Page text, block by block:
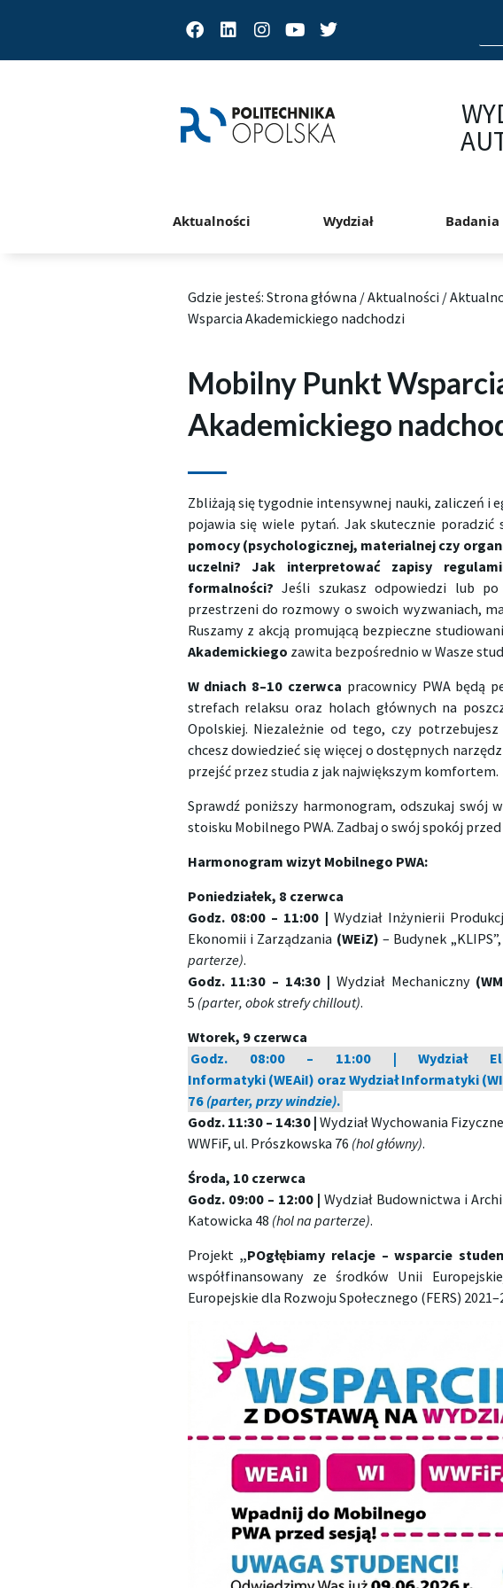
Facebook
LinkedinInstagram
YoutubeTwitter
for:
Aktualności Wydział
Gdzie jesteś: Strona główna /Aktualności /
Wsparcia Akademickiego nadchodzi
Mobilny Punkt
Akademickiego
Zbliżają się tygodnie intensywnej nauki, zaliczeń i
pojawia się wiele pytań. Jak skutecznie poradzić
pomocy (psychologicznej, materialnej czy
uczelni? Jak interpretować zapisy
formalności? Jeśli szukasz odpowiedzi lub
przestrzeni do rozmowy o swoich wyzwaniach,
Ruszamy z akcją promującą bezpieczne
Akademickiego zawita bezpośrednio w Wasze
W dniach 8–10 czerwca pracownicy PWA będą
strefach relaksu oraz holach głównych na
Opolskiej. Niezależnie od tego, czy
chcesz dowiedzieć się więcej o dostępnych
przejść przez studia z jak największym komfortem.
Sprawdź poniższy harmonogram, odszukaj swój
stoisku Mobilnego PWA. Zadbaj o swój spokój przed
Harmonogram wizyt Mobilnego PWA:
Poniedziałek, 8 czerwca
Godz. 08:00 – 11:00 | Wydział Inżynierii
Ekonomii i Zarządzania (WEiZ) – Budynek
parterze).
Godz. 11:30 – 14:30 | Wydział Mechaniczny
5 (parter, obok strefy chillout).
Wtorek, 9 czerwca
Godz. 08:00 – 11:00 | Wydział
Informatyki (WEAiI) oraz Wydział Informatyki
76 (parter, przy windzie).
Godz. 11:30 – 14:30 | Wydział Wychowania
WWFiF, ul. Prószkowska 76 (hol główny).
Środa, 10 czerwca
Godz. 09:00 – 12:00 | Wydział Budownictwa i
Katowicka 48 (hol na parterze).
Projekt „POgłębiamy relacje – wsparcie
współfinansowany ze środków Unii
Europejskie dla Rozwoju Społecznego (FERS)